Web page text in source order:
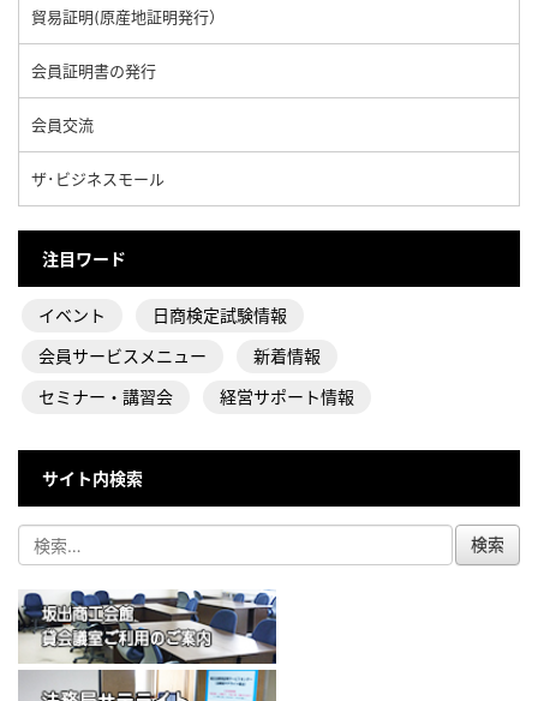
貿易証明(原産地証明発行）
会員証明書の発行
会員交流
ザ･ビジネスモール
注目ワード
イベント
日商検定試験情報
会員サービスメニュー
新着情報
セミナー・講習会
経営サポート情報
サイト内検索